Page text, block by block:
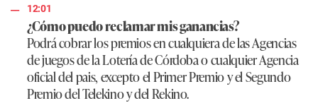
12:01
¿Cómo puedo reclamar mis ganancias?
Podrá cobrar los premios en cualquiera de las Agencias
de juegos de la Lotería de Córdoba o cualquier Agencia
oficial del pais, excepto el Primer Premio y el Segundo
Premio del Telekino y del Rekino.